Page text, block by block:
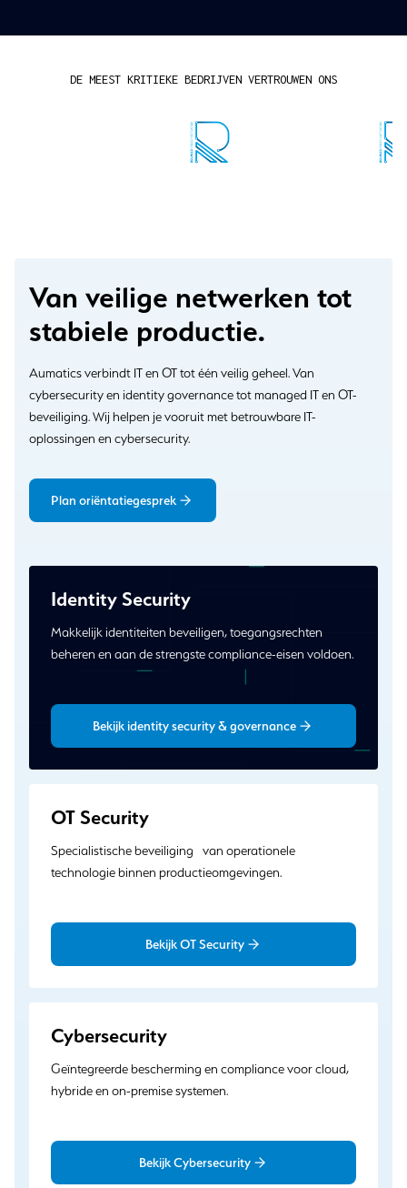
DE MEEST KRITIEKE BEDRIJVEN VERTROUWEN ONS
Van veilige netwerken tot
stabiele productie.
Aumatics verbindt IT en OT tot één veilig geheel. Van
cybersecurity en identity governance tot managed IT en OT-
beveiliging. Wij helpen je vooruit met betrouwbare IT-
oplossingen en cybersecurity.
Plan oriëntatiegesprek
Identity Security
Makkelijk identiteiten beveiligen, toegangsrechten
beheren en aan de strengste compliance-eisen voldoen.
Bekijk identity security & governance
OT Security
Specialistische beveiliging van operationele
technologie binnen productieomgevingen.
Bekijk OT Security
Cybersecurity
Geïntegreerde bescherming en compliance voor cloud,
hybride en on-premise systemen.
Bekijk Cybersecurity